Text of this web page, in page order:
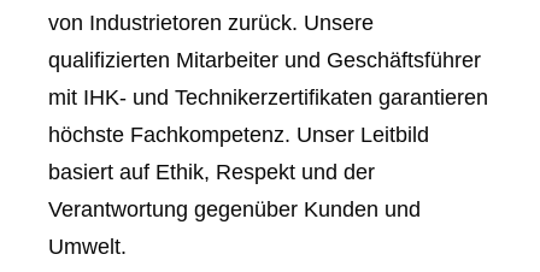
von Industrietoren zurück. Unsere
qualifizierten Mitarbeiter und Geschäftsführer
mit IHK- und Technikerzertifikaten garantieren
höchste Fachkompetenz. Unser Leitbild
basiert auf Ethik, Respekt und der
Verantwortung gegenüber Kunden und
Umwelt.